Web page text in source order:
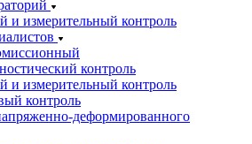
и измерительный контроль
контроль
и измерительный контроль
контроль
деформированного